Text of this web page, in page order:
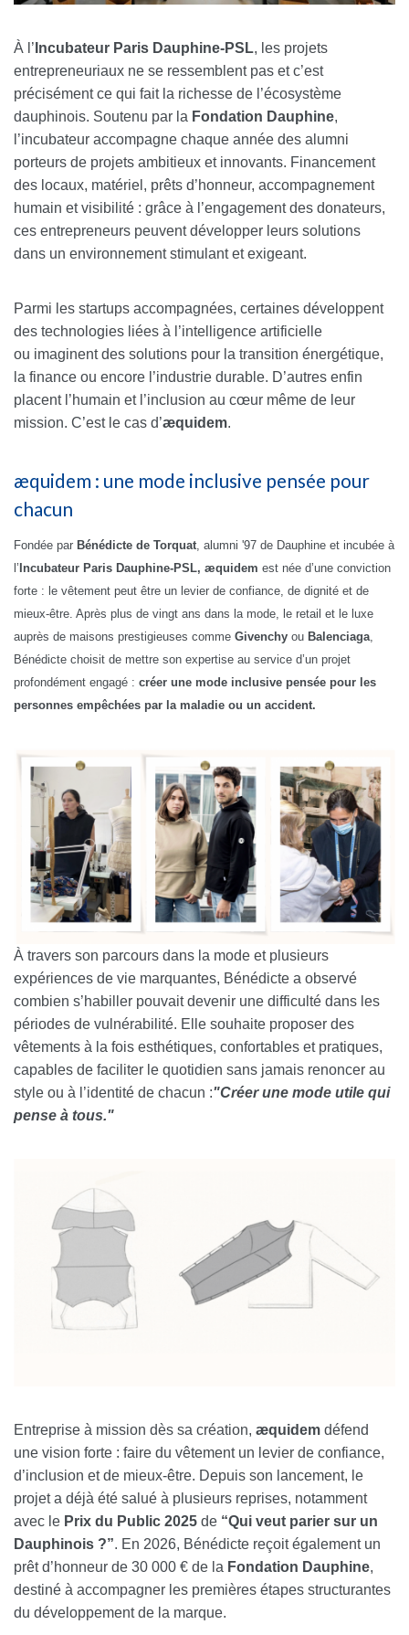
À l’ Incubateur Paris Dauphine-PSL, les projets
entrepreneuriaux ne se ressemblent pas et c’est
précisément ce qui fait la richesse de l’écosystème
dauphinois. Soutenu par la Fondation Dauphine,
l’incubateur accompagne chaque année des alumni
porteurs de projets ambitieux et innovants. Financement
des locaux, matériel, prêts d’honneur, accompagnement
humain et visibilité : grâce à l’engagement des donateurs,
ces entrepreneurs peuvent développer leurs solutions
dans un environnement stimulant et exigeant.
Parmi les startups accompagnées, certaines développent
des technologies liées à l’intelligence artificielle
ou imaginent des solutions pour la transition énergétique,
la finance ou encore l’industrie durable. D’autres enfin
placent l’humain et l’inclusion au cœur même de leur
mission. C’est le cas d’æquidem.
æquidem : une mode inclusive pensée pour
chacun
Fondée par Bénédicte de Torquat , alumni '97 de Dauphine et incubée à
l’Incubateur Paris Dauphine-PSL, æquidem est née d’une conviction
forte : le vêtement peut être un levier de confiance, de dignité et de
mieux-être. Après plus de vingt ans dans la mode, le retail et le luxe
auprès de maisons prestigieuses comme Givenchy ou Balenciaga
Bénédicte choisit de mettre son expertise au service d’un projet
profondément engagé : créer une mode inclusive pensée pour les
personnes empêchées par la maladie ou un accident.
À travers son parcours dans la mode et plusieurs
expériences de vie marquantes, Bénédicte a observé
combien s’habiller pouvait devenir une difficulté dans les
périodes de vulnérabilité. Elle souhaite proposer des
vêtements à la fois esthétiques, confortables et pratiques,
capables de faciliter le quotidien sans jamais renoncer au
style ou à l’identité de chacun :"Créer une mode utile qui
pense à tous."
Entreprise à mission dès sa création, æquidem défend
une vision forte : faire du vêtement un levier de confiance,
d’inclusion et de mieux-être. Depuis son lancement, le
projet a déjà été salué à plusieurs reprises, notamment
avec le Prix du Public 2025 de “Qui veut parier sur un
Dauphinois ?”. En 2026, Bénédicte reçoit également un
prêt d’honneur de 30 000 € de la Fondation Dauphine,
destiné à accompagner les premières étapes structurantes
du développement de la marque.